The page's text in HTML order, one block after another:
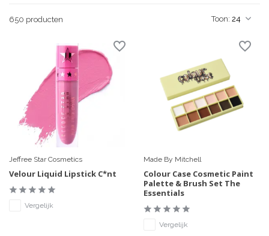
650 producten Toon:
Jeffree Star Cosmetics
Velour Liquid Lipstick C*nt
Vergelijk
Made By Mitchell
Colour Case Cosmetic Paint
Palette & Brush Set The
Essentials
Vergelijk